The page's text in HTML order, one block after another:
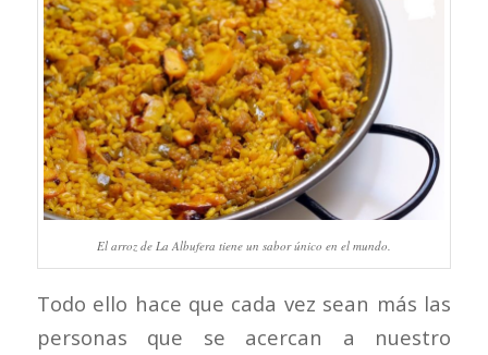
El arroz de La Albufera tiene un sabor único en el mundo.
Todo ello hace que cada vez sean más las
personas que se acercan a nuestro